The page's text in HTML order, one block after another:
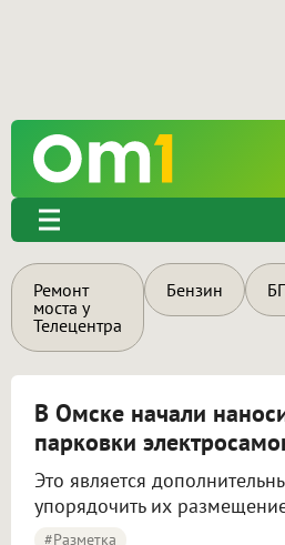
Ремонт
моста у
Телецентра
Бензин
В Омске начали
парковки
Это является
упорядочить их
#разметка